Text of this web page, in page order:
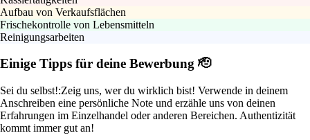
Aufbau von Verkaufsflächen
Frischekontrolle von Lebensmitteln
Reinigungsarbeiten
Einige Tipps für deine Bewerbung 🫡
Sei du selbst!:Zeig uns, wer du wirklich bist! Verwende in deinem
Anschreiben eine persönliche Note und erzähle uns von deinen
Erfahrungen im Einzelhandel oder anderen Bereichen. Authentizität
kommt immer gut an!